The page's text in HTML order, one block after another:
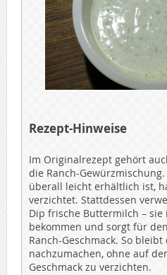
Rezept-Hinweise
Im Originalrezept gehört
die Ranch-
überall leicht erhältlich ist,
verzichtet. Stattdessen
Dip frische Buttermilch –
bekommen und sorgt für
Ranch-Geschmack. So
nachzumachen, ohne auf
Geschmack zu verzichten.